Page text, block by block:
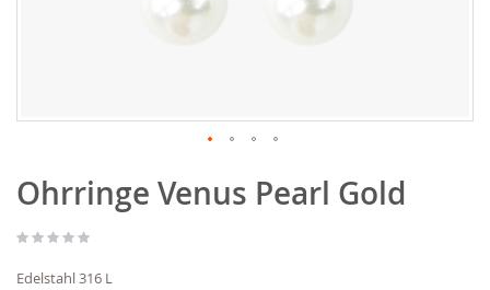
Anfang
der
springen
Ohrringe Venus Pearl Gold
Edelstahl 316 L